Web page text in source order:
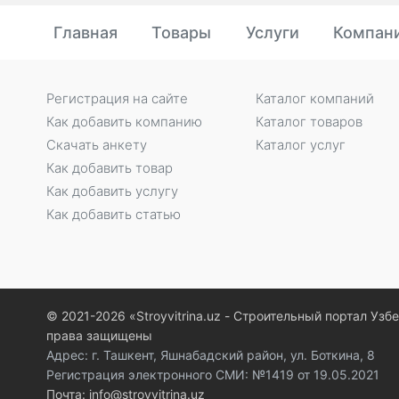
Главная Товары Услуги
Регистрация на сайте
Как добавить компанию
Скачать анкету
Как добавить товар
Как добавить услугу
Как добавить статью
Каталог компаний
Каталог товаров
Каталог услуг
© 2021-2026 «Stroyvitrina.uz - Строительный портал
права защищены
Адрес: г. Ташкент, Яшнабадский район, ул. Боткина, 8
Регистрация электронного СМИ: №1419 от 19.05.2021
Почта: info@stroyvitrina.uz